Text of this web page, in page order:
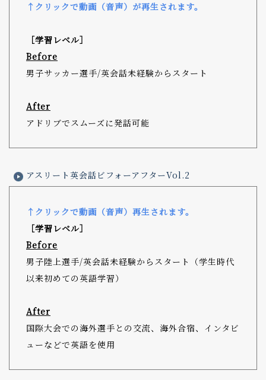
↑クリックで動画（音声）が再生されます。
［学習レベル］
Before
男子サッカー選手/英会話未経験からスタート
After
アドリブでスムーズに発話可能
アスリート英会話ビフォーアフターVol.2
↑クリックで動画（音声）再生されます。
［学習レベル］
Before
男子陸上選手/英会話未経験からスタート（学生時代
以来初めての英語学習）
After
国際大会での海外選手との交流、海外合宿、インタビ
ューなどで英語を使用